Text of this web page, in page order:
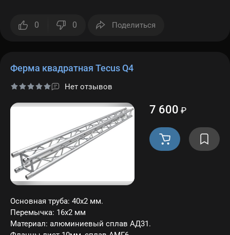
0 0 Поделиться
Ферма квадратная Tecus Q4
Нет отзывов
7 600 ₽
Основная труба: 40х2 мм.
Перемычка: 16х2 мм
Материал: алюминиевый сплав АД31.